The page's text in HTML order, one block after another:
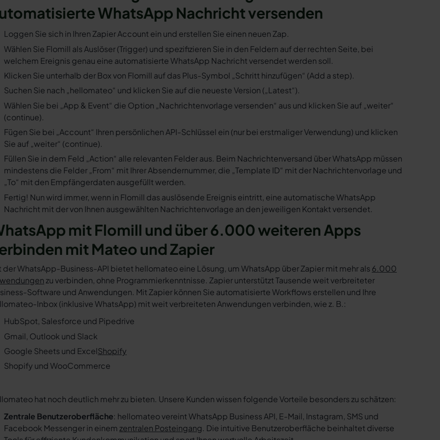
WhatsApp Nachricht versenden
Loggen Sie sich in Ihren Zapier Account ein und erstellen Sie einen neuen Zap.
Wählen Sie Flomill als Auslöser (Trigger) und spezifizieren Sie in den Feldern auf der rechten Seite, bei
welchem Ereignis genau eine automatisierte WhatsApp Nachricht versendet werden soll.
Klicken Sie unterhalb der Box von Flomill auf das Plus-Symbol „Schritt hinzufügen“ (Add a step).
Suchen Sie nach „hellomateo“ und klicken Sie auf die neueste Version („Latest“).
Wählen Sie bei „App & Event“ die Option „Nachrichtenvorlage versenden“ aus und klicken Sie auf „weiter“
(continue).
Fügen Sie bei „Account“ Ihren persönlichen API-Schlüssel ein (nur bei erstmaliger Verwendung) und klicken
Sie auf „weiter“ (continue).
Füllen Sie in dem Feld „Action“ alle relevanten Felder aus. Beim Nachrichtenversand über WhatsApp müssen
mindestens die Felder „From“ mit Ihrer Absendernummer, die „Template ID“ mit der Nachrichtenvorlage und
„To“ mit den Empfängerdaten ausgefüllt werden.
Fertig! Nun wird immer, wenn in Flomill das auslösende Ereignis eintritt, eine automatische WhatsApp
Nachricht mit der von Ihnen ausgewählten Nachrichtenvorlage an den jeweiligen Kontakt versendet.
mit Flomill und über 6.000 weiteren Apps
mit Mateo und Zapier
der WhatsApp-Business-API bietet hellomateo eine Lösung, um WhatsApp über Zapier mit mehr als 6.000
zu verbinden, ohne Programmierkenntnisse. Zapier unterstützt Tausende weit verbreiteter
Software und Anwendungen. Mit Zapier können Sie automatisierte Workflows erstellen und Ihre
Inbox (inklusive WhatsApp) mit weit verbreiteten Anwendungen verbinden, wie z. B.:
HubSpot, Salesforce und Pipedrive
Gmail, Outlook und Slack
Google Sheets und ExcelShopify
Shopify und WooCommerce
hat noch deutlich mehr zu bieten. Unsere Kunden wissen folgende Vorteile besonders zu schätzen:
Zentrale Benutzeroberfläche: hellomateo vereint WhatsApp Business API, E-Mail, Instagram, SMS und
Facebook Messenger in einem zentralen Posteingang. Die intuitive Benutzeroberfläche beinhaltet diverse